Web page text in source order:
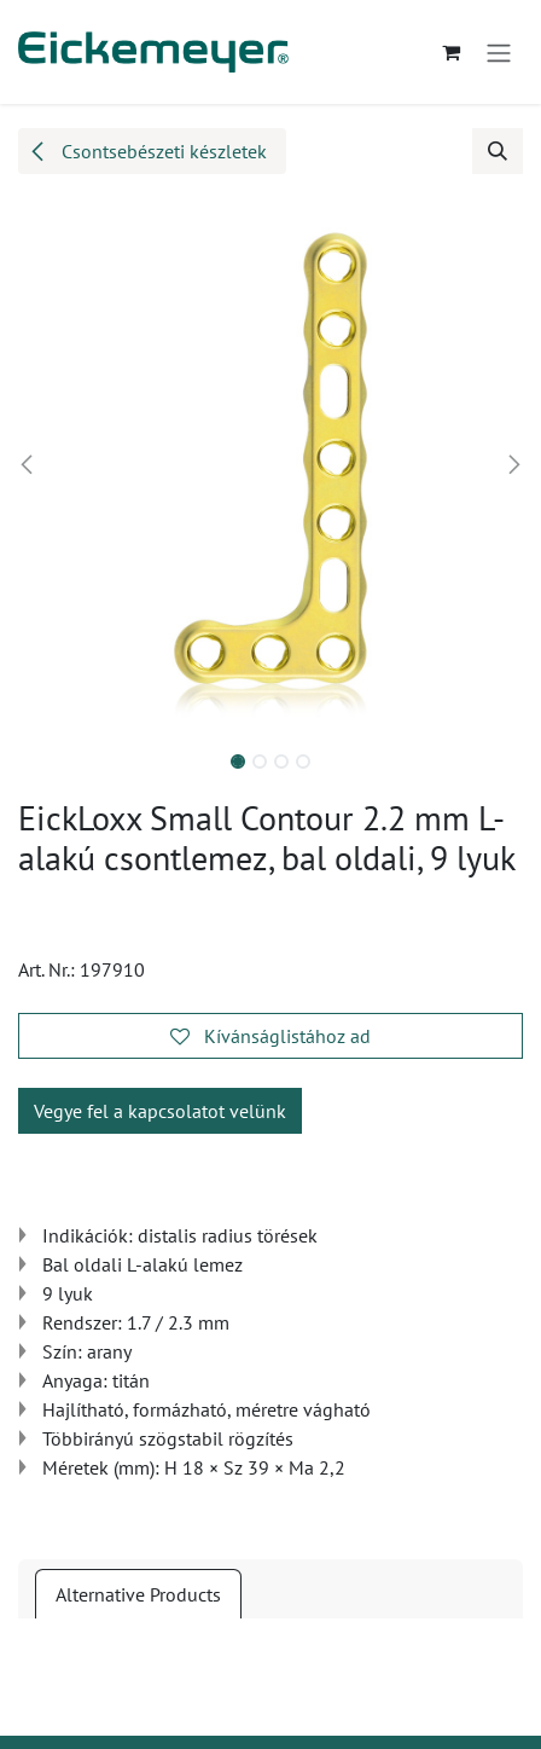
Csontsebészeti készletek
EickLoxx Small Contour 2.2 mm L-
alakú csontlemez, bal oldali, 9 lyuk
Art. Nr.: 197910
Kívánságlistához ad
Vegye fel a kapcsolatot velünk
Indikációk: distalis radius törések
Bal oldali L-alakú lemez
9 lyuk
Rendszer: 1.7 / 2.3 mm
Szín: arany
Anyaga: titán
Hajlítható, formázható, méretre vágható
Többirányú szögstabil rögzítés
Méretek (mm): H 18 × Sz 39 × Ma 2,2
Alternative Products